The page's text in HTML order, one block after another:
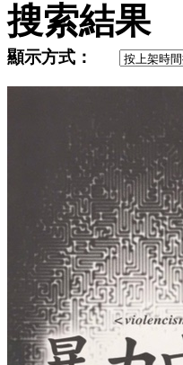
搜索結果
顯示方式：